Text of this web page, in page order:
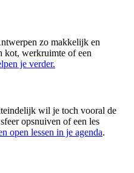
zo makkelijk en
kot, werkruimte of een
je verder.
wil je toch vooral de
opsnuiven of een les
open lessen in je agenda.